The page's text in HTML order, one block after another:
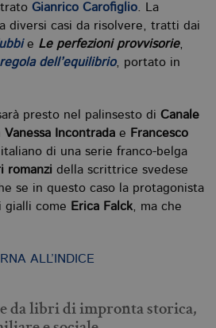
Gianrico Carofiglio. La
diversi casi da risolvere, tratti dai
e Le perfezioni provvisorie,
dell’equilibrio, portato in
presto nel palinsesto di Canale
Vanessa Incontrada e Francesco
di una serie franco-belga
romanzi della scrittrice svedese
se in questo caso la protagonista
gialli come Erica Falck, ma che
ALL’INDICE
da libri di impronta storica,